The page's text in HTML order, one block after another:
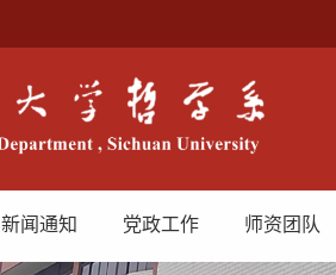
新闻通知 党政工作 师资团队